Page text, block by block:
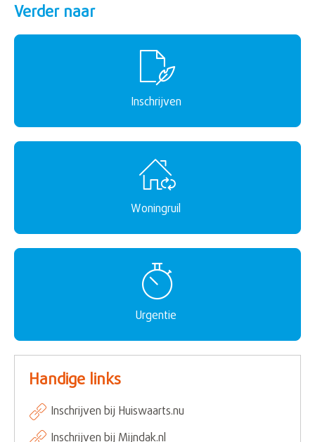
Verder naar
Inschrijven
Woningruil
Urgentie
Handige links
Inschrijven bij Huiswaarts.nu
Inschrijven bij Mijndak.nl